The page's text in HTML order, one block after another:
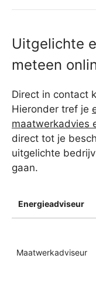
Uitgelichte
meteen
Direct in contact
Hieronder tref je
maatwerkadvies
direct tot je
uitgelichte
gaan.
Energieadviseur
Maatwerkadviseur